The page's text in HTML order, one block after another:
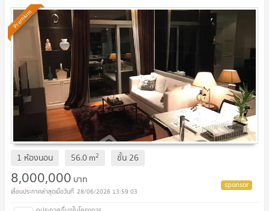
Premium
1 ห้องนอน 56.0m2 ชั้น 26
8,000,000 บาท
28/06/2026 13:59:03